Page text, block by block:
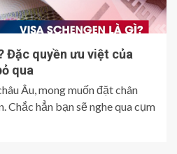
Đặc quyền ưu việt của
qua
Âu, mong muốn đặt chân
Chắc hẳn bạn sẽ nghe qua cụm